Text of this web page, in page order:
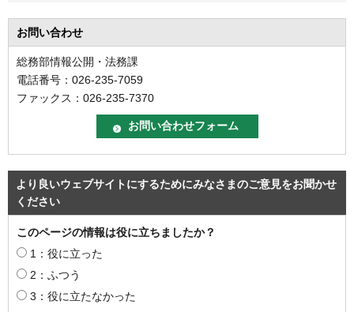
お問い合わせ
総務部情報公開・法務課
電話番号：026-235-7059
ファックス：026-235-7370
より良いウェブサイトにするためにみなさまのご意見をお聞かせ
ください
このページの情報は役に立ちましたか？
1：役に立った
2：ふつう
3：役に立たなかった